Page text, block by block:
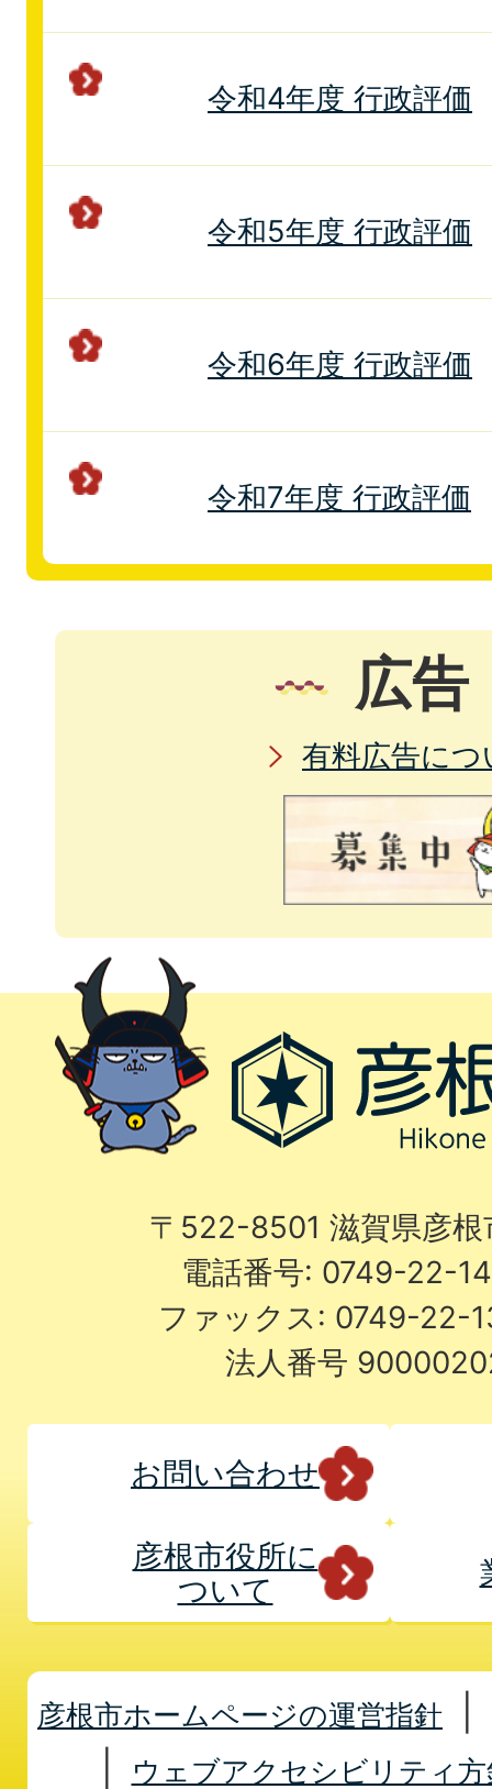
令和4年度 行政評価
令和5年度 行政評価
令和6年度 行政評価
令和7年度 行政評価
広告
有料広告につ
〒522-8501 滋賀県彦
電話番号: 0749-22-
ファックス: 0749-22-
法人番号
お問い合わせ
彦根市役所に
ついて
彦根市ホームページの運営指針
ウェブアクセシビリティ方